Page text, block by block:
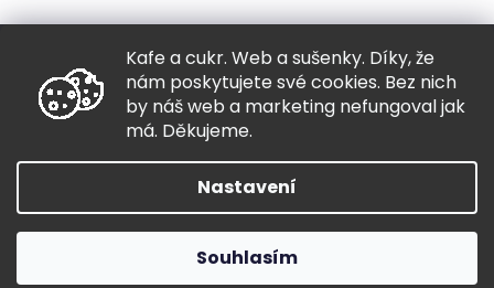
Kafe a cukr. Web a sušenky. Díky, že
nám poskytujete své cookies. Bez nich
by náš web a marketing nefungoval jak
má. Děkujeme.
Nastavení
Souhlasím
Copyright 2026Hugo chodí bos. Všechna práva vyhrazena.
Grafický návrh vytvořil a nakódovalShoptak.cz